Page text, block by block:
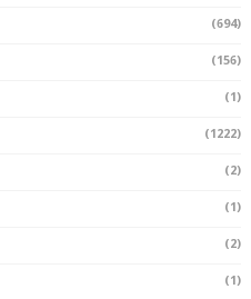
(694)
(156)
(1)
(1222)
(2)
(1)
(2)
(1)